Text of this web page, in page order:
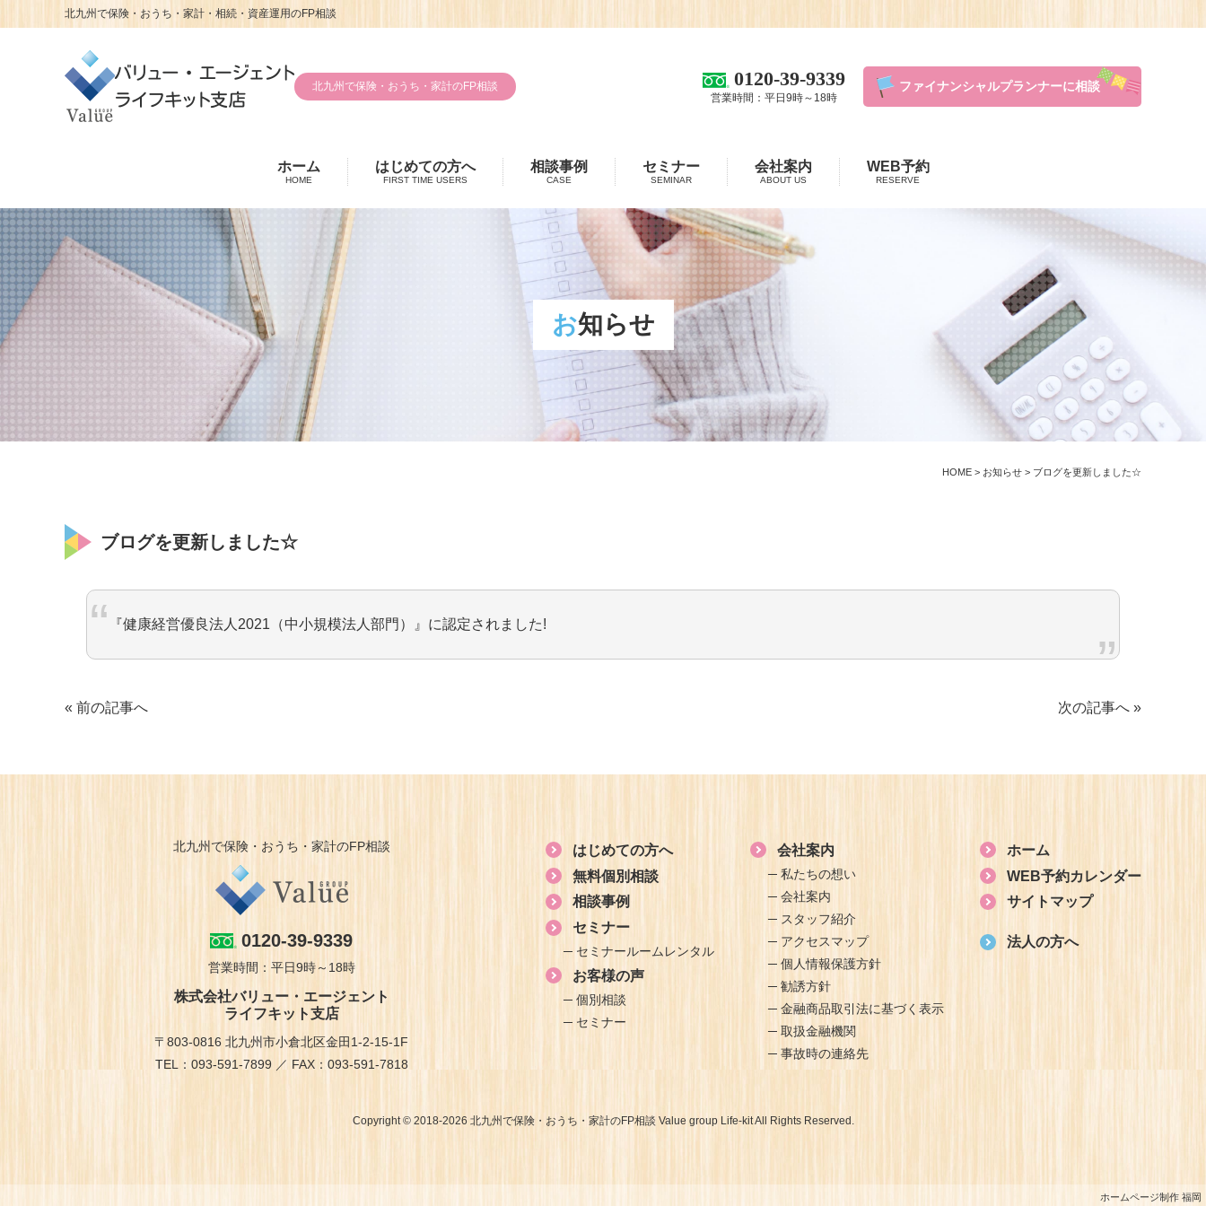
北九州で保険・おうち・家計・相続・資産運用のFP相談
北九州で保険・おうち・家計のFP相談 0120-39-9339
営業時間：平日9時～18時
ファイナンシャルプランナーに相談
ホーム
HOME
はじめての方へ
FIRST TIME USERS
相談事例
CASE
セミナー
SEMINAR
会社案内
ABOUT US
WEB予約
RESERVE
お知らせ
HOME > お知らせ > ブログを更新しました☆
ブログを更新しました☆
『健康経営優良法人2021（中小規模法人部門）』に認定されました!
« 前の記事へ 次の記事へ »
北九州で保険・おうち・家計のFP相談
0120-39-9339
営業時間：平日9時～18時
株式会社バリュー・エージェント
ライフキット支店
〒803-0816 北九州市小倉北区金田1-2-15-1F
TEL：093-591-7899 ／ FAX：093-591-7818
はじめての方へ
無料個別相談
相談事例
セミナー
セミナールームレンタル
お客様の声
個別相談
セミナー
会社案内
私たちの想い
会社案内
スタッフ紹介
アクセスマップ
個人情報保護方針
勧誘方針
金融商品取引法に基づく表示
取扱金融機関
事故時の連絡先
ホーム
WEB予約カレンダー
サイトマップ
法人の方へ
Copyright © 2018-2026 北九州で保険・おうち・家計のFP相談 Value group Life-kit All Rights Reserved.
ホームページ制作 福岡